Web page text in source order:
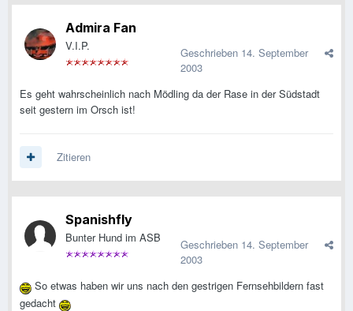
Admira Fan
V.I.P. Geschrieben 14. September
2003
Es geht wahrscheinlich nach Mödling da der Rase in der Südstadt
seit gestern im Orsch ist!
Zitieren
Spanishfly
Bunter Hund im ASB Geschrieben 14. September
2003
So etwas haben wir uns nach den gestrigen Fernsehbildern fast
gedacht